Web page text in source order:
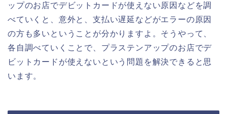
ップのお店でデビットカードが使えない原因などを調
べていくと、意外と、支払い遅延などがエラーの原因
の方も多いということが分かりますよ。そうやって、
各自調べていくことで、プラステンアップのお店でデ
ビットカードが使えないという問題を解決できると思
います。